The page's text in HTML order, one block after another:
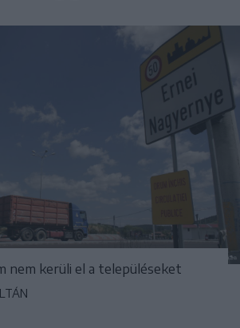
nem kerüli el a településeket